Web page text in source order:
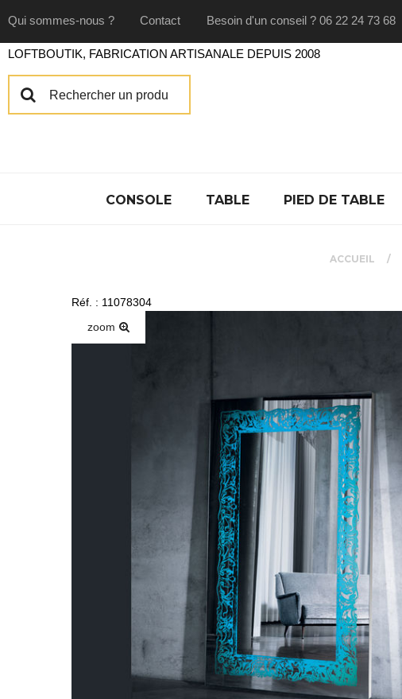
Qui sommes-nous ? Contact Besoin d'un conseil ? 06 22 24 73 68
CONSOLE TABLE PIED DE TABLE
ACCUEIL
Réf. : 11078304
zoom
LOFTBOUTIK, FABRICATION ARTISANALE DEPUIS 2008